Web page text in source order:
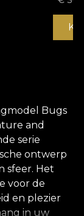
Bugs
and
serie
ontwerp
sfeer. Het
voor de
en plezier
in uw